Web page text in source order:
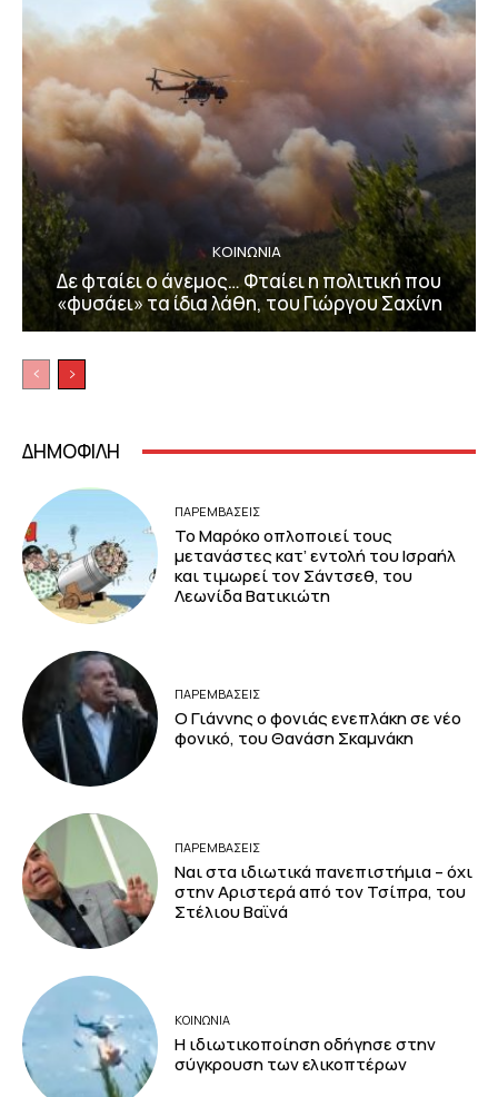
ΚΟΙΝΩΝΙΑ
Δε φταίει ο άνεμος… Φταίει η πολιτική που
«φυσάει» τα ίδια λάθη, του Γιώργου Σαχίνη
ΔΗΜΟΦΙΛΗ
ΠΑΡΕΜΒΑΣΕΙΣ
Το Μαρόκο οπλοποιεί τους
μετανάστες κατ’ εντολή του Ισραήλ
και τιμωρεί τον Σάντσεθ, του
Λεωνίδα Βατικιώτη
ΠΑΡΕΜΒΑΣΕΙΣ
Ο Γιάννης ο φονιάς ενεπλάκη σε νέο
φονικό, του Θανάση Σκαμνάκη
ΠΑΡΕΜΒΑΣΕΙΣ
Ναι στα ιδιωτικά πανεπιστήμια – όχι
στην Αριστερά από τον Τσίπρα, του
Στέλιου Βαϊνά
ΚΟΙΝΩΝΙΑ
Η ιδιωτικοποίηση οδήγησε στην
σύγκρουση των ελικοπτέρων